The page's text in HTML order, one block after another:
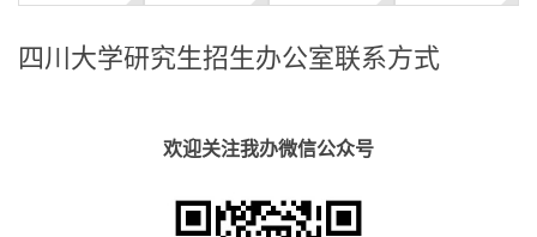
四川大学研究生招生办公室联系方式
欢迎关注我办微信公众号